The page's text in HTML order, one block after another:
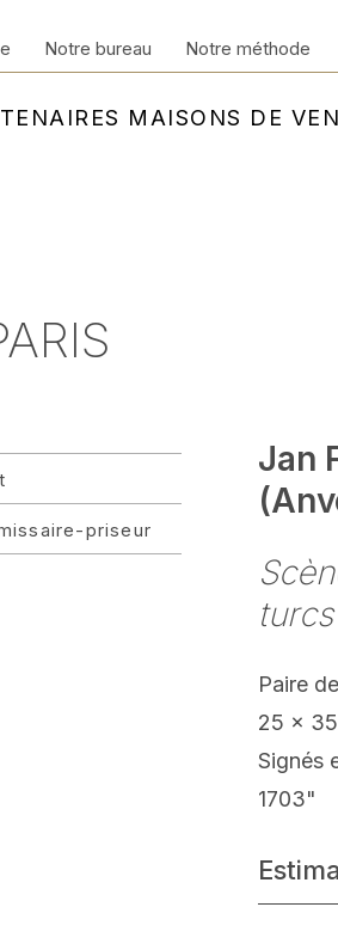
MAISONS DE
Notre bureau Notre méthode
priseur
Jan
turcs
Paire
25 x
Signés
1703"